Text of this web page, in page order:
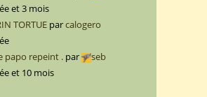
et 3 mois
TORTUE parcalogero
papo repeint . par
seb
et 10 mois